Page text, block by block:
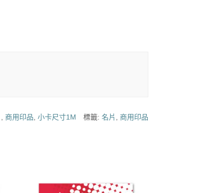
,商用印品,小卡尺寸1M 標籤:名片 ,商用印品